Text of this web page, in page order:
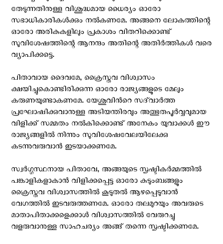
തേടുന്നതിനുള്ള വിശുദ്ധമായ ധൈര്യം ഓരോ
സഭാധികാരികൾക്കും നൽകണമേ. അങ്ങനെ ലോകത്തിന്റെ
ഓരോ അരികുകളിലും പ്രകാശം വിതറിക്കൊണ്ട്
സുവിശേഷത്തിന്റെ ആനന്ദം അതിന്റെ അതിർത്തികൾ വരെ
വ്യാപിക്കട്ടെ.
പിതാവായ ദൈവമേ, ക്രൈസ്തവ വിശ്വാസം
ക്ഷയിച്ചുകൊണ്ടിരിക്കുന്ന ഓരോ രാജ്യങ്ങളുടെ മേലും
കരുണയുണ്ടാകണമേ. യേശുവിന്‍റെ സദ്‌വാര്‍ത്ത
പ്രഘോഷിക്കുവാനുള്ള അടിയന്തിരവും അത്ഭുതപൂര്‍വ്വവുമായ
വിളിക്ക് സമ്മതം നല്‍കിക്കൊണ്ട് അനേകം യുവാക്കൾ ഈ
രാജ്യങ്ങളിൽ നിന്നും സുവിശേഷവേലയിലേക്കു
കടന്നുവരുവാൻ ഇടയാക്കണമേ.
സ്വർഗ്ഗസ്ഥനായ പിതാവേ, അങ്ങയുടെ സൃഷ്ടികർമ്മത്തിൽ
പങ്കാളികളാകാൻ വിളിക്കപ്പെട്ട ഓരോ കുടുംബങ്ങളും
ക്രൈസ്തവ വിശ്വാസത്തിൽ കൂടുതൽ ആഴപ്പെടുവാൻ
വേഗത്തിൽ ഇടവരുത്തണമേ. ഓരോ തലമുറയും അവരുടെ
മാതാപിതാക്കളെക്കാൾ വിശ്വാസത്തിൽ വേരുറച്ചു
വളരുവാനുള്ള സാഹചര്യം അങ്ങ് തന്നെ സൃഷ്ടിക്കണമേ.